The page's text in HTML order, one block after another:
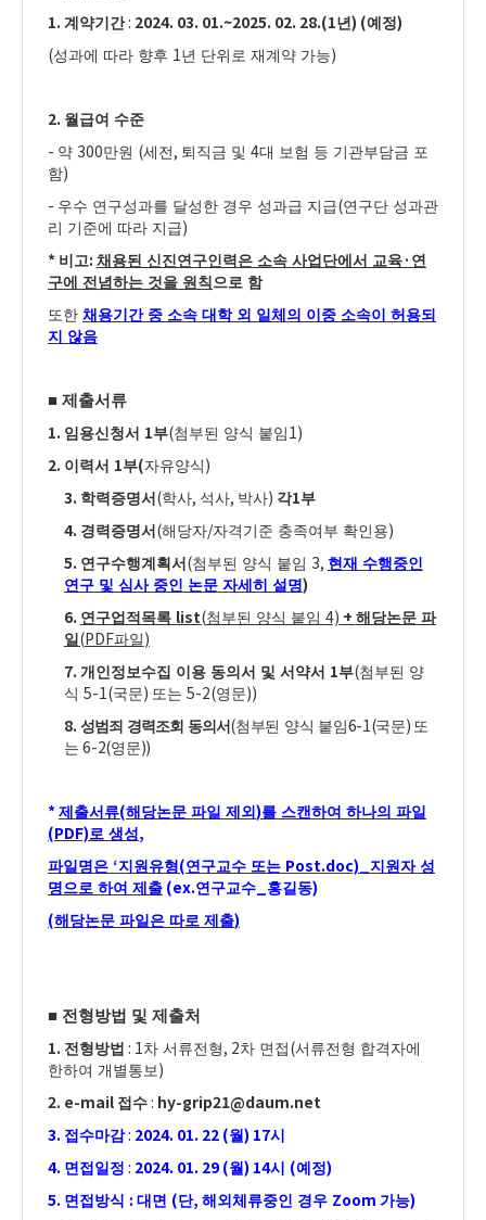
1. 계약기간 : 2024. 03. 01.~2025. 02. 28.(1년) (예정)
(성과에 따라 향후 1년 단위로 재계약 가능)
2. 월급여 수준
- 약 300만원 (세전 , 퇴직금 및 4대 보험 등 기관부담금 포
함)
- 우수 연구성과를 달성한 경우 성과급 지급(연구단 성과관
리 기준에 따라 지급)
* 비고: 채용된 신진연구인력은 소속 사업단에서 교육 · 연
구에 전념하는 것을 원칙 으로 함
또한 채용기간 중 소속 대학 외 일체의 이중 소속이 허용되
지 않음
■ 제출서류
1. 임용신청서 1부(첨부된 양식 붙임 1)
2. 이력서 1부(자유양식 )
3. 학력증명서 (학사, 석사, 박사) 각1부
4. 경력증명서 (해당자/자격기준 충족여부 확인용)
5. 연구수행계획서 (첨부된 양식 붙임 3, 현재 수행중인
연구 및 심사 중인 논문 자세히 설명)
6. 연구업적목록 list(첨부된 양식 붙임 4) + 해당논문 파
일 (PDF파일 )
7. 개인정보수집 이용 동의서 및 서약서 1부(첨부된 양
식 5-1(국문) 또는 5-2(영문))
8. 성범죄 경력조회 동의서 (첨부된 양식 붙임6-1(국문) 또
는6-2(영문))
* 제출서류(해당논문 파일 제외 )를 스캔하여 하나의 파일
(PDF)로 생성,
파일명은 ‘지원유형(연구교수 또는 Post.doc)_
지원자 성
명으로 하여 제출 (ex.연구교수 홍길동)
(해당논문 파일은 따로 제출)
■ 전형방법 및 제출처
1. 전형방법 : 1차 서류전형 , 2차 면접 (서류전형 합격자에
한하여 개별통보)
2. e-mail 접수 : hy-grip21@daum.net
3. 접수마감 : 2024. 01. 22 (월) 17시
4. 면접일정 : 2024. 01. 29 (월) 14시 (예정)
5. 면접방식 : 대면 (단, 해외체류중인 경우 Zoom 가능)